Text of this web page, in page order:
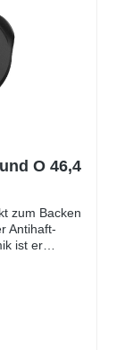
O 46,4
Antihaft-
ist er